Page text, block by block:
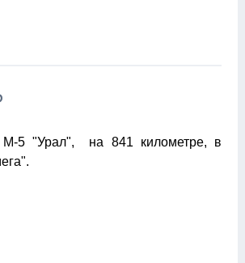
М-5 "Урал", на 841 километре, в